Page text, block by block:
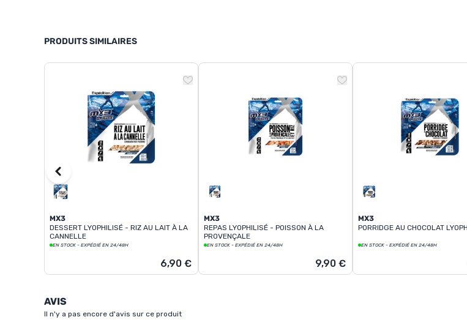
PRODUITS SIMILAIRES
MX3
DESSERT LYOPHILISÉ - RIZ AU LAIT À LA
CANNELLE
EN STOCK - EXPÉDIÉ EN 24/48H
6,90 €
MX3
REPAS LYOPHILISÉ - POISSON À LA
PROVENÇALE
EN STOCK - EXPÉDIÉ EN 24/48H
9,90 €
MX3
PORRIDGE AU CHOCOLAT
EN STOCK - EXPÉDIÉ EN 24/48H
AVIS
Il n'y a pas encore d'avis sur ce produit